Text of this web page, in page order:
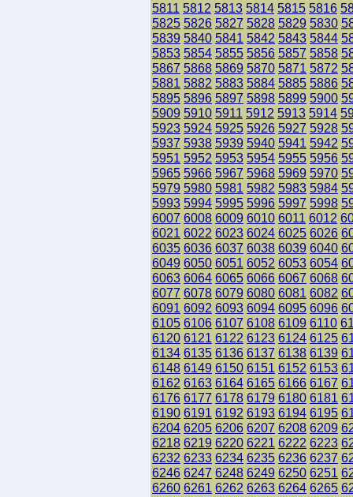
5811 5812 5813 5814 5815 5816
5825 5826 5827 5828 5829 5830
5839 5840 5841 5842 5843 5844
5853 5854 5855 5856 5857 5858
5867 5868 5869 5870 5871 5872
5881 5882 5883 5884 5885 5886
5895 5896 5897 5898 5899 5900
5909 5910 5911 5912 5913 5914
5923 5924 5925 5926 5927 5928
5937 5938 5939 5940 5941 5942
5951 5952 5953 5954 5955 5956
5965 5966 5967 5968 5969 5970
5979 5980 5981 5982 5983 5984
5993 5994 5995 5996 5997 5998
6007 6008 6009 6010 6011 6012
6021 6022 6023 6024 6025 6026
6035 6036 6037 6038 6039 6040
6049 6050 6051 6052 6053 6054
6063 6064 6065 6066 6067 6068
6077 6078 6079 6080 6081 6082
6091 6092 6093 6094 6095 6096
6105 6106 6107 6108 6109 6110
6120 6121 6122 6123 6124 6125
6134 6135 6136 6137 6138 6139
6148 6149 6150 6151 6152 6153
6162 6163 6164 6165 6166 6167
6176 6177 6178 6179 6180 6181
6190 6191 6192 6193 6194 6195
6204 6205 6206 6207 6208 6209
6218 6219 6220 6221 6222 6223
6232 6233 6234 6235 6236 6237
6246 6247 6248 6249 6250 6251
6260 6261 6262 6263 6264 6265